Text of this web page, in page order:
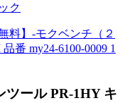
ク
】-モクベンチ（２
番 my24-6100-0009 1
ツール PR-1HY キ